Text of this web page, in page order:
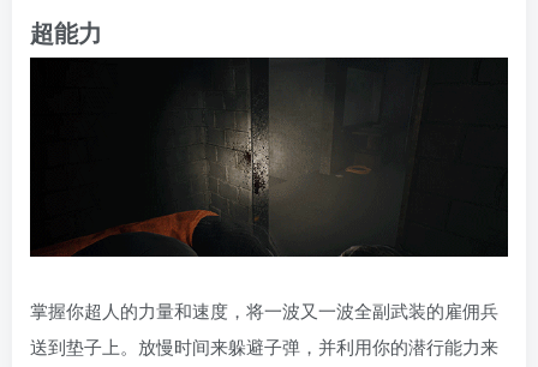
超能力
掌握你超人的力量和速度，将一波又一波全副武装的雇佣兵
送到垫子上。放慢时间来躲避子弹，并利用你的潜行能力来